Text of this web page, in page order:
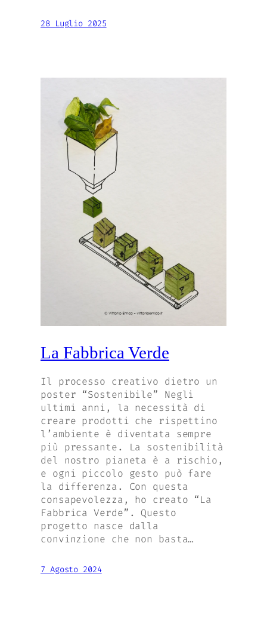
28 Luglio 2025
La Fabbrica Verde
Il processo creativo dietro un
poster “Sostenibile” Negli
ultimi anni, la necessità di
creare prodotti che rispettino
l’ambiente è diventata sempre
più pressante. La sostenibilità
del nostro pianeta è a rischio,
e ogni piccolo gesto può fare
la differenza. Con questa
consapevolezza, ho creato “La
Fabbrica Verde”. Questo
progetto nasce dalla
convinzione che non basta…
7 Agosto 2024